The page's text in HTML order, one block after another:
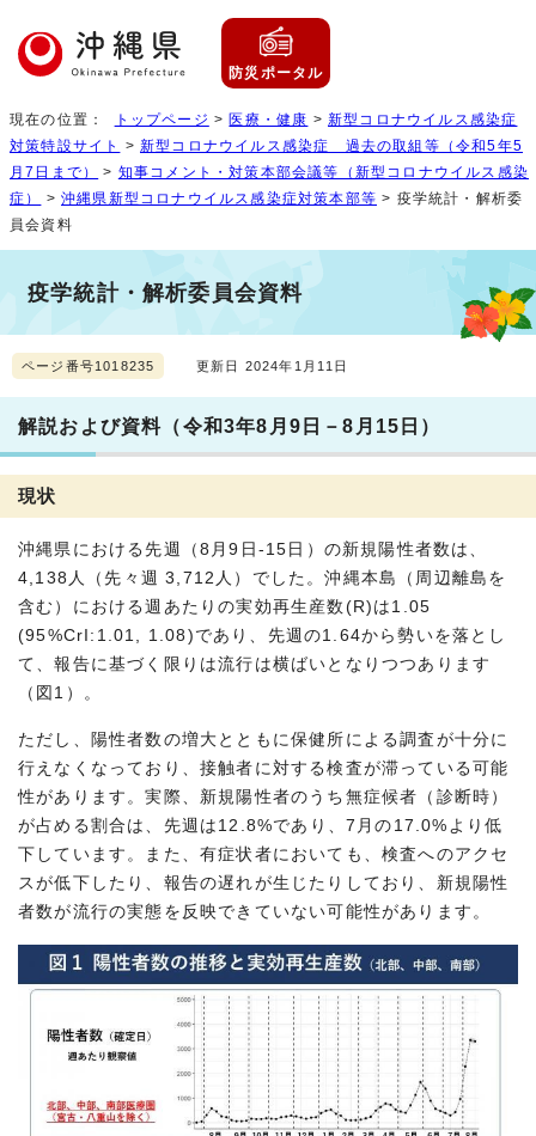
防災ポータル
現在の位置： トップページ > 医療・健康 >新型コロナウイルス感染症
対策特設サイト
>新型コロナウイルス感染症 過去の取組等（令和5年5
月7日まで）
> 知事コメント・対策本部会議等（新型コロナウイルス感染
症）
>沖縄県新型コロナウイルス感染症対策本部等 > 疫学統計・解析委
員会資料
疫学統計・解析委員会資料
ページ番号1018235 更新日 2024年1月11日
解説および資料（令和3年8月9日－8月15日）
現状
沖縄県における先週（8月9日-15日）の新規陽性者数は、
4,138人（先々週 3,712人）でした。沖縄本島（周辺離島を
含む）における週あたりの実効再生産数(R)は1.05
(95%CrI:1.01, 1.08)であり、先週の1.64から勢いを落とし
て、報告に基づく限りは流行は横ばいとなりつつあります
（図1）。
ただし、陽性者数の増大とともに保健所による調査が十分に
行えなくなっており、接触者に対する検査が滞っている可能
性があります。実際、新規陽性者のうち無症候者（診断時）
が占める割合は、先週は12.8%であり、7月の17.0%より低
下しています。また、有症状者においても、検査へのアクセ
スが低下したり、報告の遅れが生じたりしており、新規陽性
者数が流行の実態を反映できていない可能性があります。